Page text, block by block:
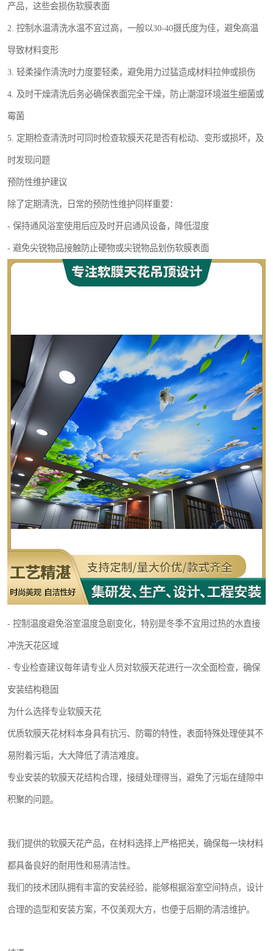
产品，这些会损伤软膜表面
2. 控制水温清洗水温不宜过高，一般以30-40摄氏度为佳，避免高温
导致材料变形
3. 轻柔操作清洗时力度要轻柔，避免用力过猛造成材料拉伸或损伤
4. 及时干燥清洗后务必确保表面完全干燥，防止潮湿环境滋生细菌或
霉菌
5. 定期检查清洗时可同时检查软膜天花是否有松动、变形或损坏，及
时发现问题
预防性维护建议
除了定期清洗，日常的预防性维护同样重要：
- 保持通风浴室使用后应及时开启通风设备，降低湿度
- 避免尖锐物品接触防止硬物或尖锐物品划伤软膜表面
- 控制温度避免浴室温度急剧变化，特别是冬季不宜用过热的水直接
冲洗天花区域
- 专业检查建议每年请专业人员对软膜天花进行一次全面检查，确保
安装结构稳固
为什么选择专业软膜天花
优质软膜天花材料本身具有抗污、防霉的特性，表面特殊处理使其不
易附着污垢，大大降低了清洁难度。
专业安装的软膜天花结构合理，接缝处理得当，避免了污垢在缝隙中
积聚的问题。
我们提供的软膜天花产品，在材料选择上严格把关，确保每一块材料
都具备良好的耐用性和易清洁性。
我们的技术团队拥有丰富的安装经验，能够根据浴室空间特点，设计
合理的造型和安装方案，不仅美观大方，也便于后期的清洁维护。